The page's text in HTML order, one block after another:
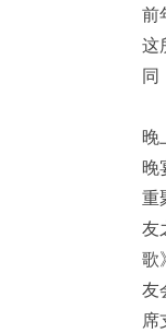
前
这
同
晚
晚
重
友
歌
友
席